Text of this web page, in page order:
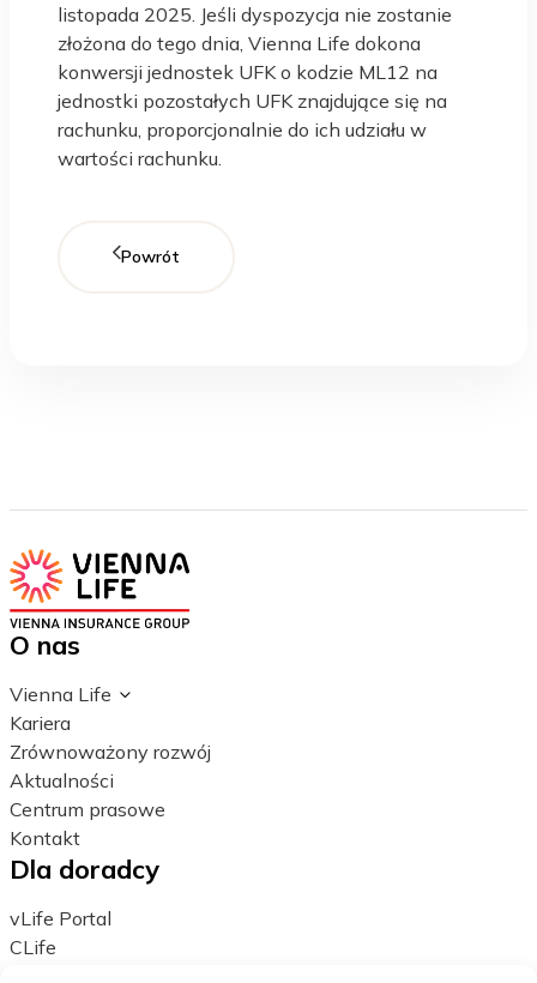
listopada 2025. Jeśli dyspozycja nie zostanie
złożona do tego dnia, Vienna Life dokona
konwersji jednostek UFK o kodzie ML12 na
jednostki pozostałych UFK znajdujące się na
rachunku, proporcjonalnie do ich udziału w
wartości rachunku.
Powrót
O nas
Vienna Life
Kariera
Zrównoważony rozwój
Aktualności
Centrum prasowe
Kontakt
Dla doradcy
vLife Portal
CLife